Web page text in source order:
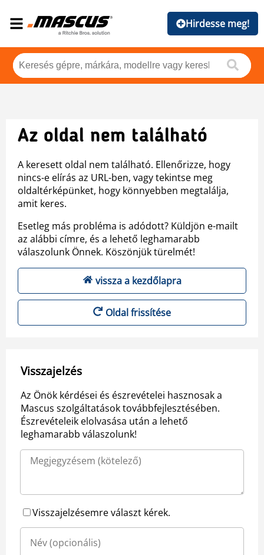
Hirdesse meg!
Az oldal nem található
A keresett oldal nem található. Ellenőrizze, hogy
nincs-e elírás az URL-ben, vagy tekintse meg
oldaltérképünket, hogy könnyebben megtalálja,
amit keres.
Esetleg más probléma is adódott? Küldjön e-mailt
az alábbi címre, és a lehető leghamarabb
válaszolunk Önnek. Köszönjük türelmét!
vissza a kezdőlapra
Oldal frissítése
Visszajelzés
Az Önök kérdései és észrevételei hasznosak a
Mascus szolgáltatások továbbfejlesztésében.
Észrevételeik elolvasása után a lehető
leghamarabb válaszolunk!
Visszajelzésemre választ kérek.